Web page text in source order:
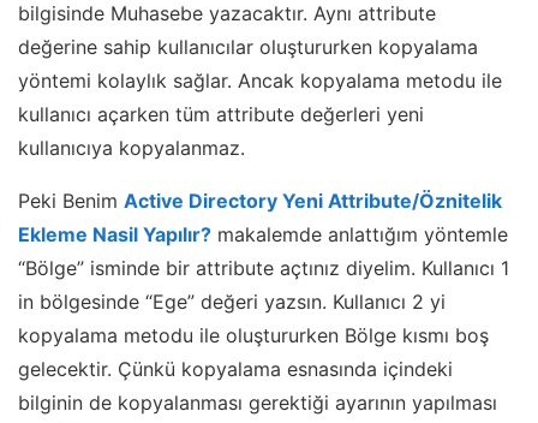
bilgisinde Muhasebe yazacaktır. Aynı attribute
değerine sahip kullanıcılar oluştururken kopyalama
yöntemi kolaylık sağlar. Ancak kopyalama metodu ile
kullanıcı açarken tüm attribute değerleri yeni
kullanıcıya kopyalanmaz.
Peki Benim Active Directory Yeni Attribute/Öznitelik
Ekleme Nasil Yapılır? makalemde anlattığım yöntemle
“Bölge” isminde bir attribute açtınız diyelim. Kullanıcı 1
in bölgesinde “Ege” değeri yazsın. Kullanıcı 2 yi
kopyalama metodu ile oluştururken Bölge kısmı boş
gelecektir. Çünkü kopyalama esnasında içindeki
bilginin de kopyalanması gerektiği ayarının yapılması